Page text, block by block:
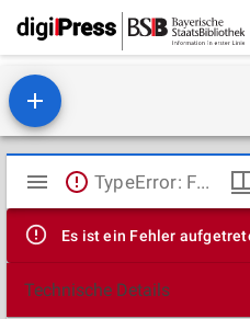
Mirador
Viewer
TypeError: Failed to fetch
Es ist ein Fehler
Technische Details